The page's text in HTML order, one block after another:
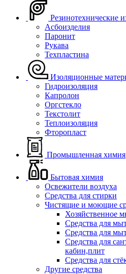
Резинотехнические
Асбоизделия
Паронит
Рукава
Техпластина
Изоляционные
Гидроизоляция
Капролон
Оргстекло
Текстолит
Теплоизоляция
Фторопласт
Промышленная химия
Бытовая химия
Освежители воздуха
Средства для стирки
Чистящие и моющие
Хозяйственное
Средства для
Средства для
Средства для
кабин,плит
Средства для
Другие средства